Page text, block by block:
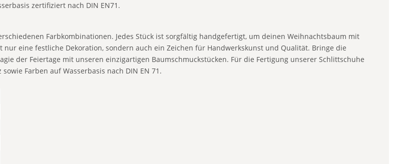
zertifiziert nach DIN EN71.
Farbkombinationen. Jedes Stück ist sorgfältig handgefertigt, um deinen Weihnachtsbaum mit
eine festliche Dekoration, sondern auch ein Zeichen für Handwerkskunst und Qualität. Bringe die
der Feiertage mit unseren einzigartigen Baumschmuckstücken. Für die Fertigung unserer Schlittschuhe
Farben auf Wasserbasis nach DIN EN 71.